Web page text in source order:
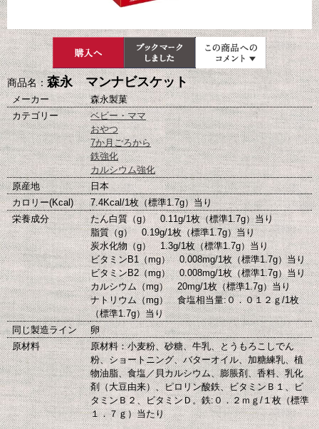
商品名：森永 マンナビスケット
メーカー
森永製菓
カテゴリー
ベビー・ママ
おやつ
7か月ごろから
鉄強化
カルシウム強化
原産地
日本
カロリー(Kcal)
7.4Kcal/1枚（標準1.7g）当り
栄養成分
たん白質（g） 0.11g/1枚（標準1.7g）当り
脂質（g） 0.19g/1枚（標準1.7g）当り
炭水化物（g） 1.3g/1枚（標準1.7g）当り
ビタミンB1（mg） 0.008mg/1枚（標準1.7g）当り
ビタミンB2（mg） 0.008mg/1枚（標準1.7g）当り
カルシウム（mg） 20mg/1枚（標準1.7g）当り
ナトリウム（mg） 食塩相当量:０．０１２ｇ/1枚
（標準1.7g）当り
同じ製造ライン
卵
原材料
原材料：小麦粉、砂糖、牛乳、とうもろこしでん
粉、ショートニング、バターオイル、加糖練乳、植
物油脂、食塩／貝カルシウム、膨脹剤、香料、乳化
剤（大豆由来）、ピロリン酸鉄、ビタミンＢ１、ビ
タミンＢ２、ビタミンＤ。鉄:０．２ｍｇ/１枚（標準
１．７ｇ）当たり